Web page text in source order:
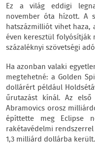
Ez a világ eddigi
november óta hízott. A
hatszázmilliót vihet haza,
éven keresztül folyósítják
százaléknyi szövetségi
Ha azonban valaki
megtehetné: a Golden
dollárért például
űrutazást kínál. Az első
Abramovics orosz
építtette meg Eclipse
rakétavédelmi
1,3 milliárd dollárba került.